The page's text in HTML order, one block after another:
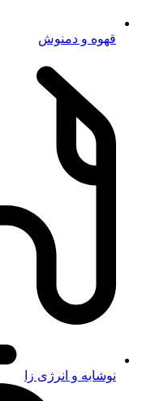
قهوه و دمنوش
نوشابه و انرژی زا